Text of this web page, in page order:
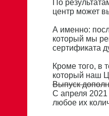
По
центр может
А именно:
который мы
сертификата
Кроме того, в
который наш
Выпуск
С апреля 2021
любое их